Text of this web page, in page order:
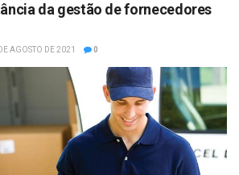
da gestão de fornecedores
AGOSTO DE 2021 0